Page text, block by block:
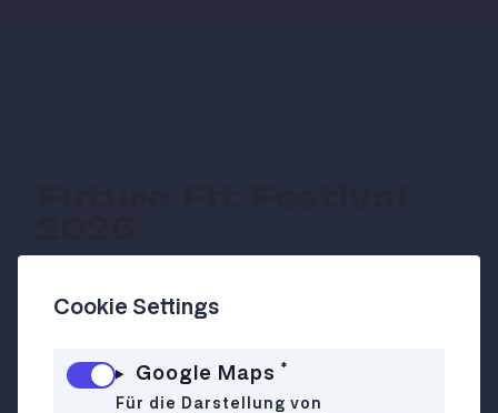
zu 65 kostenlosen Events!
Cookie Settings
Google Maps *
Für die Darstellung von